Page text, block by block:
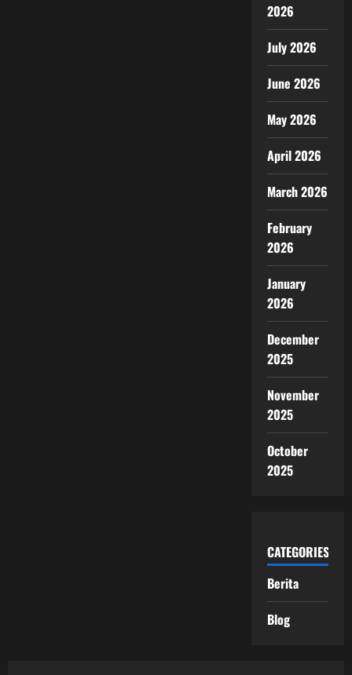
2026
July 2026
June 2026
May 2026
April 2026
March 2026
February
2026
January
2026
December
2025
November
2025
October
2025
CATEGORIES
Berita
Blog